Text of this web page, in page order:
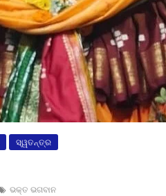
ସ୍ୱତନ୍ତ୍ର
ଭକ୍ତ ଭଗବାନ